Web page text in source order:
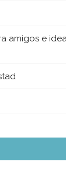
amigos e